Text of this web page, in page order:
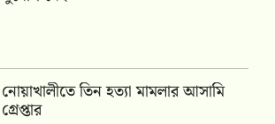
নোয়াখালীতে তিন হত্যা মামলার আসামি
গ্রেপ্তার